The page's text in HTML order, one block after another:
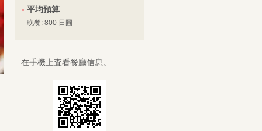
平均預算
晚餐: 800 日圓
在手機上査看餐廳信息。